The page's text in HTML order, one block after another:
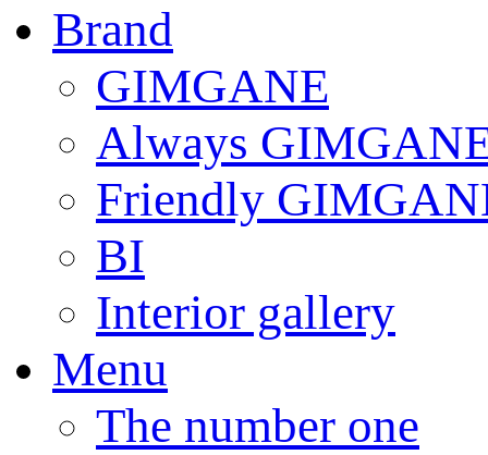
Brand
GIMGANE
Always
Friendly
BI
Interior gallery
Menu
The number one